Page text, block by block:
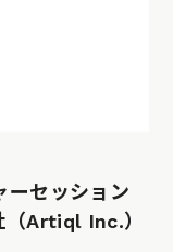
ーセッション
（Artiql Inc.）